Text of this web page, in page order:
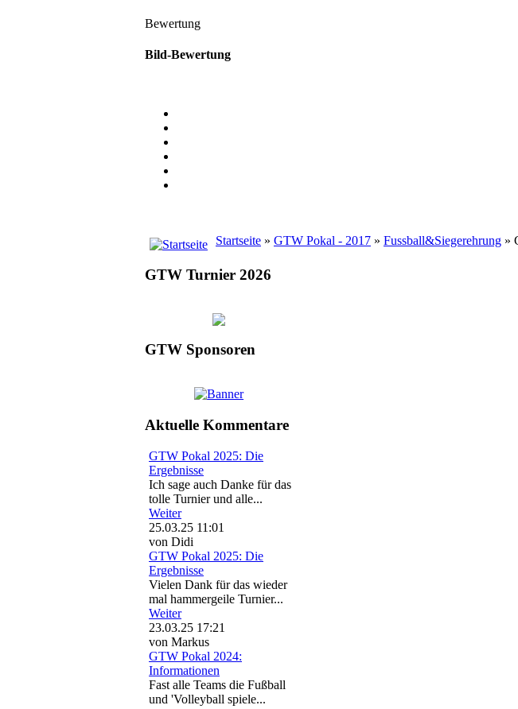
Bewertung
Bild-Bewertung
Startseite » GTW Pokal - 2017 » Fussball&Siegerehrung »
GTW Turnier 2026
GTW Sponsoren
Aktuelle Kommentare
GTW Pokal 2025: Die
Ergebnisse
Ich sage auch Danke für das
tolle Turnier und alle...
Weiter
25.03.25 11:01
von Didi
GTW Pokal 2025: Die
Ergebnisse
Vielen Dank für das wieder
mal hammergeile Turnier...
Weiter
23.03.25 17:21
von Markus
GTW Pokal 2024:
Informationen
Fast alle Teams die Fußball
und 'Volleyball spiele...